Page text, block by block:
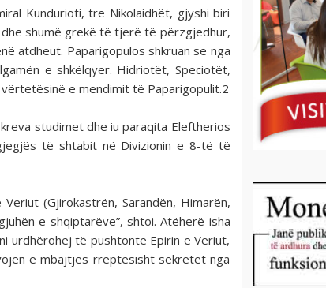
Kundurioti, tre Nikolaidhët, gjyshi biri
dhe shumë grekë të tjerë të përzgjedhur,
atdheut. Paparigopulos shkruan se nga
e shkëlqyer. Hidriotët, Speciotët,
e mendimit të Paparigopulit.2
studimet dhe iu paraqita Eleftherios
të shtabit në Divizionin e 8-të të
(Gjirokastrën, Sarandën, Himarën,
e shqiptarëve”, shtoi. Atëherë isha
urdhërohej të pushtonte Epirin e Veriut,
e mbajtjes rreptësisht sekretet nga